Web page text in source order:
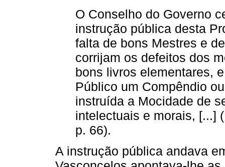
O Conselho do Governo
instrução pública desta
falta de bons Mestres e
corrijam os defeitos dos
bons livros elementares,
Público um Compêndio
instruída a Mocidade de
intelectuais e morais, [...]
p. 66).
A instrução pública andava